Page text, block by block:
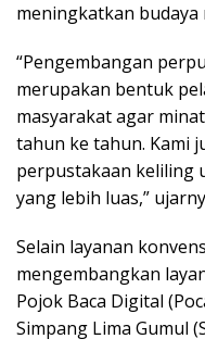
meningkatkan budaya
“Pengembangan
merupakan bentuk
masyarakat agar
tahun ke tahun. Kami
perpustakaan keliling
yang lebih luas,”
Selain layanan
mengembangkan
Pojok Baca Digital
Simpang Lima Gumul